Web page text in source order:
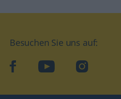
Besuchen Sie uns auf:
facebookYouTube Instagram